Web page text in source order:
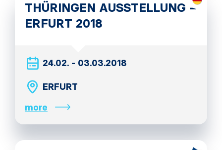
THÜRINGEN AUSSTELLUNG –
ERFURT 2018
24.02. - 03.03.2018
ERFURT
more